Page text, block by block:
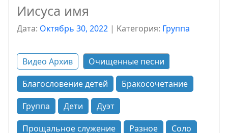
Иисуса имя
Дата: Октябрь 30, 2022 | Kатегория: Группа
Видео Архив
Очищенные песни
Благословение детей
Бракосочетание
Группа
Дети
Дуэт
Прощальное служение
Разное
Соло